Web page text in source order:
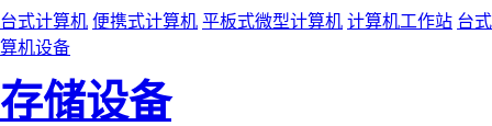
台式计算机 便携式计算机 平板式微型计算机 计算机工作站 台
算机设备
存储设备